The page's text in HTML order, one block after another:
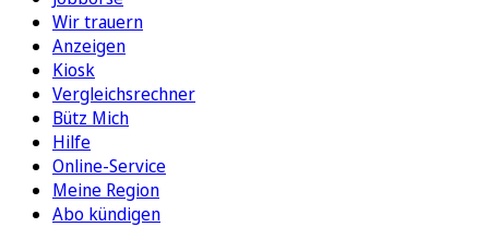
Wir trauern
Anzeigen
Kiosk
Vergleichsrechner
Bütz Mich
Hilfe
Online-Service
Meine Region
Abo kündigen